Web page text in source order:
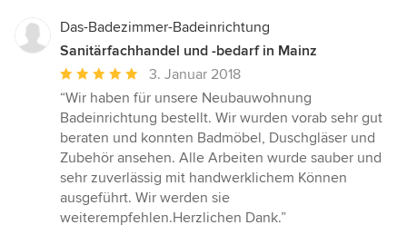
Das-Badezimmer-Badeinrichtung
Sanitärfachhandel und -bedarf in Mainz
Durchschnittliche
Bewertung:
5
von
5
Sternen
3. Januar 2018
“Wir haben für unsere Neubauwohnung
Badeinrichtung bestellt. Wir wurden vorab sehr gut
beraten und konnten Badmöbel, Duschgläser und
Zubehör ansehen. Alle Arbeiten wurde sauber und
sehr zuverlässig mit handwerklichem Können
ausgeführt. Wir werden sie
weiterempfehlen.Herzlichen Dank.”